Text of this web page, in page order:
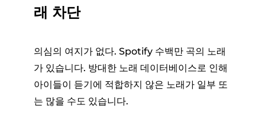
래 차단
의심의 여지가 없다. Spotify 수백만 곡의 노래
가 있습니다. 방대한 노래 데이터베이스로 인해
아이들이 듣기에 적합하지 않은 노래가 일부 또
는 많을 수도 있습니다.